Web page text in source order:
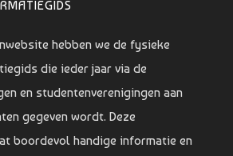
hebben we de fysieke
die ieder jaar via de
en studentenverenigingen aan
gegeven wordt. Deze
boordevol handige informatie en